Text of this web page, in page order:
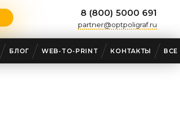
8 (800) 5000 691
partner@optpoligraf.ru
БЛОГ WEB-TO-PRINT КОНТАКТЫ ВСЕ